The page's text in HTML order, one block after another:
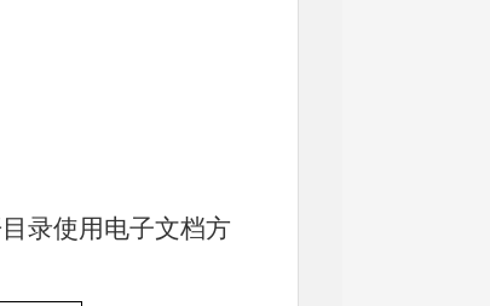
录使用电子文档方